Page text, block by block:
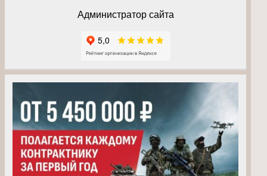
Администратор сайта